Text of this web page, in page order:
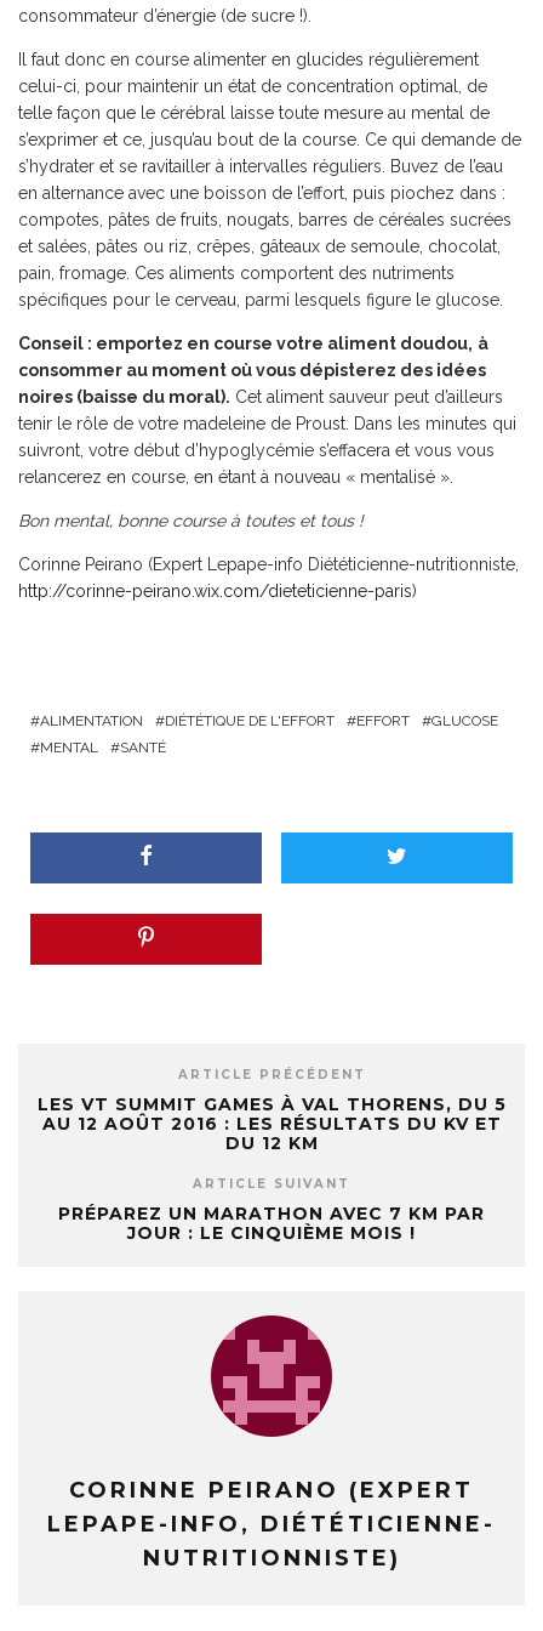
consommateur d’énergie (de sucre !).
Il faut donc en course alimenter en glucides régulièrement
celui-ci, pour maintenir un état de concentration optimal, de
telle façon que le cérébral laisse toute mesure au mental de
s’exprimer et ce, jusqu’au bout de la course. Ce qui demande de
s’hydrater et se ravitailler à intervalles réguliers. Buvez de l’eau
en alternance avec une boisson de l’effort, puis piochez dans :
compotes, pâtes de fruits, nougats, barres de céréales sucrées
et salées, pâtes ou riz, crêpes, gâteaux de semoule, chocolat,
pain, fromage. Ces aliments comportent des nutriments
spécifiques pour le cerveau, parmi lesquels figure le glucose.
Conseil : emportez en course votre aliment doudou, à
consommer au moment où vous dépisterez des idées
noires (baisse du moral). Cet aliment sauveur peut d’ailleurs
tenir le rôle de votre madeleine de Proust. Dans les minutes qui
suivront, votre début d’hypoglycémie s’effacera et vous vous
relancerez en course, en étant à nouveau « mentalisé ».
Bon mental, bonne course à toutes et tous !
Corinne Peirano (Expert Lepape-info Diététicienne-nutritionniste,
http://corinne-peirano.wix. com/dieteticienne-paris)
ALIMENTATION DIÉTÉTIQUE DE L'EFFORT EFFORT
GLUCOSE
MENTAL
SANTÉ
ARTICLE PRÉCÉDENT
LES VT SUMMIT GAMES À VAL THORENS, DU 5
AU 12 AOÛT 2016 : LES RÉSULTATS DU KV ET
DU 12 KM
ARTICLE SUIVANT
PRÉPAREZ UN MARATHON AVEC 7 KM PAR
JOUR : LE CINQUIÈME MOIS !
CORINNE PEIRANO (EXPERT
LEPAPE-INFO, DIÉTÉTICIENNE-
NUTRITIONNISTE)